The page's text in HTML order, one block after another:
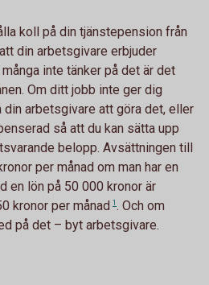
koll på din tjänstepension från
din arbetsgivare erbjuder
inte tänker på det är det
Om ditt jobb inte ger dig
arbetsgivare att göra det, eller
så att du kan sätta upp
belopp. Avsättningen till
per månad om man har en
en lön på 50 000 kronor är
kronor per månad 1 . Och om
på det – byt arbetsgivare.